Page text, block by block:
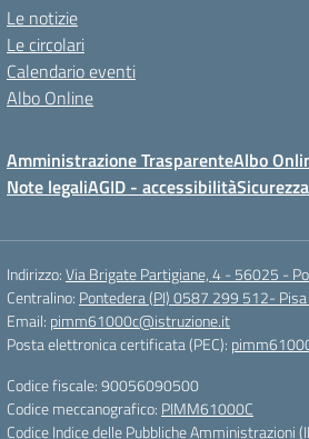
Le notizie
Le circolari
Calendario eventi
Albo Online
Amministrazione TrasparenteAlbo
Note legaliAGID - accessibilitàSicurezza
Indirizzo:Via Brigate Partigiane, 4 - 56025 -
Centralino: Pontedera (PI) 0587 299 512-
Email: pimm61000c@istruzione.it
Posta elettronica certificata (PEC):
Codice fiscale: 90056090500
Codice meccanografico: PIMM61000C
Codice Indice delle Pubbliche Amministrazioni